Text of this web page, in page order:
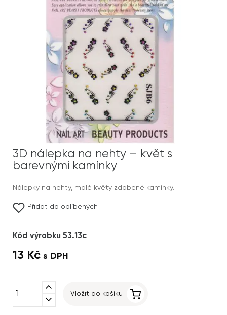
3D nálepka na nehty – květ s
barevnými kamínky
Nálepky na nehty, malé květy zdobené kamínky.
Přidat do oblíbených
Kód výrobku 53.13c
13 Kč s DPH
expand_less
expand_more
Vložit do košíku